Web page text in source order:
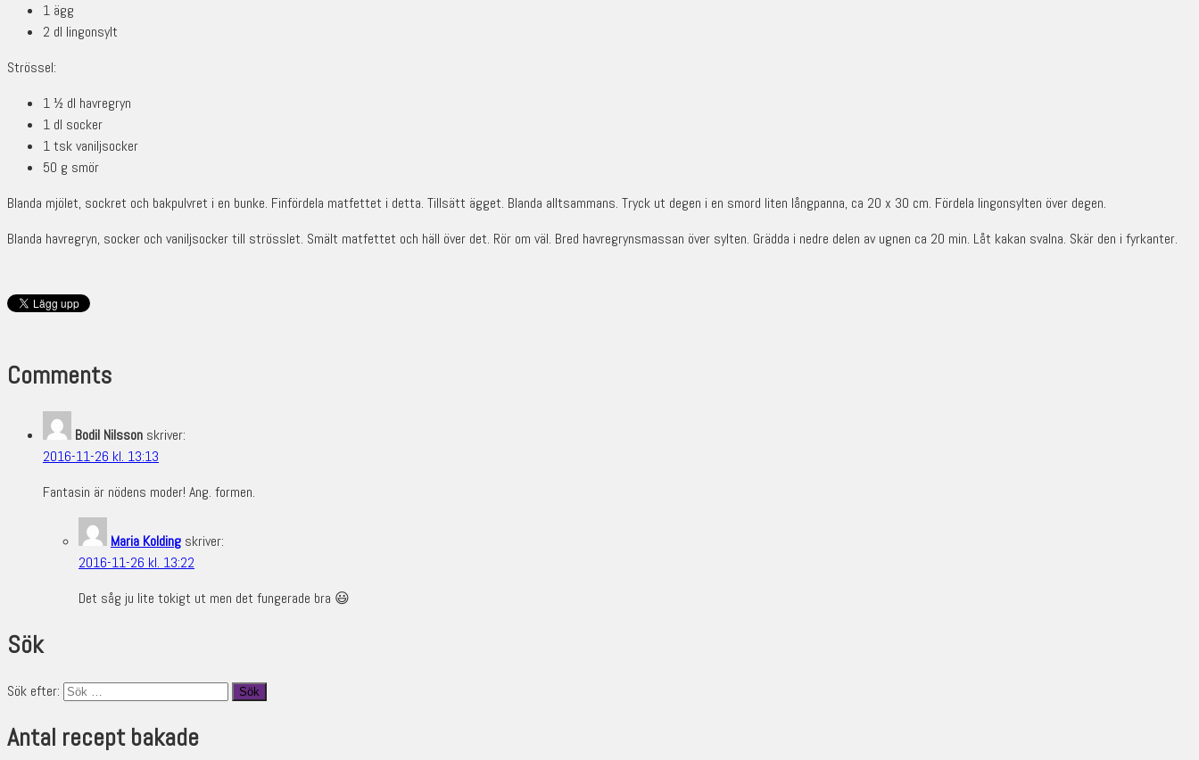
1 ägg
2 dl lingonsylt
Strössel:
1 ½ dl havregryn
1 dl socker
1 tsk vaniljsocker
50 g smör
Blanda mjölet, sockret och bakpulvret i en bunke. Finfördela matfettet i detta. Tillsätt ägget. Blanda alltsammans. Tryck ut degen i en smord liten långpanna, ca 20 x 30 cm. Fördela lingonsylten över degen.
Blanda havregryn, socker och vaniljsocker till strösslet. Smält matfettet och häll över det. Rör om väl. Bred havregrynsmassan över sylten. Grädda i nedre delen av ugnen ca 20 min. Låt kakan svalna. Skär den i fyrkanter.
Comments
Bodil Nilsson skriver:
2016-11-26 kl. 13:13
Fantasin är nödens moder! Ang. formen.
Maria Kolding skriver:
2016-11-26 kl. 13:22
Det såg ju lite tokigt ut men det fungerade bra 😃
Sök
Sök efter:
Antal recept bakade